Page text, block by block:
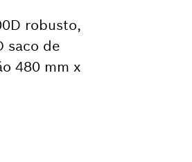
robusto,
saco de
480 mm x